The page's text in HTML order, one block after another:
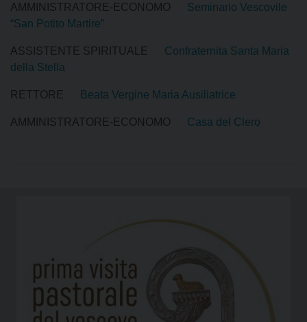
AMMINISTRATORE-ECONOMO
Seminario Vescovile
“San Potito Martire”
ASSISTENTE SPIRITUALE
Confraternita Santa Maria
della Stella
RETTORE Beata Vergine Maria Ausiliatrice
AMMINISTRATORE-ECONOMO Casa del Clero